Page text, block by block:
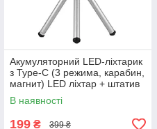
Акумуляторний LED-ліхтарик
з Type-C (3 режима, карабин,
магнит) LED ліхтар + штатив
В наявності
199 ₴ 399 ₴